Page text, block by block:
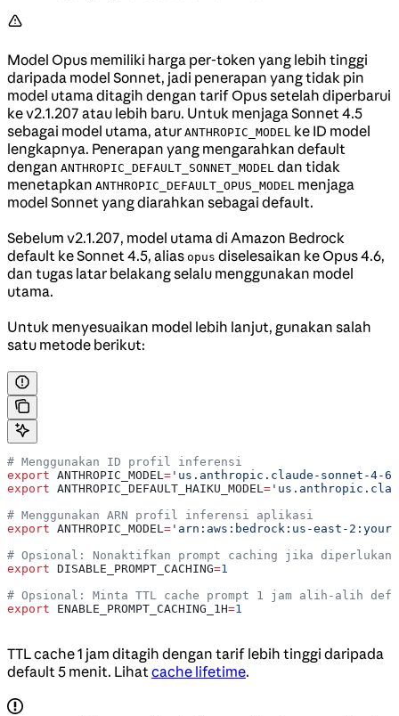
Model Opus memiliki harga per-token yang lebih tinggi
daripada model Sonnet, jadi penerapan yang tidak pin
model utama ditagih dengan tarif Opus setelah diperbarui
ke v2.1.207 atau lebih baru. Untuk menjaga Sonnet 4.5
sebagai model utama, atur ANTHROPIC_MODEL ke ID model
lengkapnya. Penerapan yang mengarahkan default
dengan ANTHROPIC_DEFAULT_SONNET_MODEL dan tidak
menetapkan ANTHROPIC_DEFAULT_OPUS_MODEL menjaga
model Sonnet yang diarahkan sebagai default.
Sebelum v2.1.207, model utama di Amazon Bedrock
default ke Sonnet 4.5, alias opus diselesaikan ke Opus 4.6,
dan tugas latar belakang selalu menggunakan model
utama.
Untuk menyesuaikan model lebih lanjut, gunakan salah
satu metode berikut:
# Menggunakan ID profil inferensi
export ANTHROPIC_MODEL = 'us.anthropic.claude-sonnet-4-6'
export ANTHROPIC_DEFAULT_HAIKU_MODEL =
# Menggunakan ARN profil inferensi aplikasi
export ANTHROPIC_MODEL = 'arn:aws:bedrock:us-east-
# Opsional: Nonaktifkan prompt caching jika diperlukan
export DISABLE_PROMPT_CACHING=1
# Opsional: Minta TTL cache prompt 1 jam alih-alih
export ENABLE_PROMPT_CACHING_1H=1
TTL cache 1 jam ditagih dengan tarif lebih tinggi daripada
default 5 menit. Lihat cache lifetime.